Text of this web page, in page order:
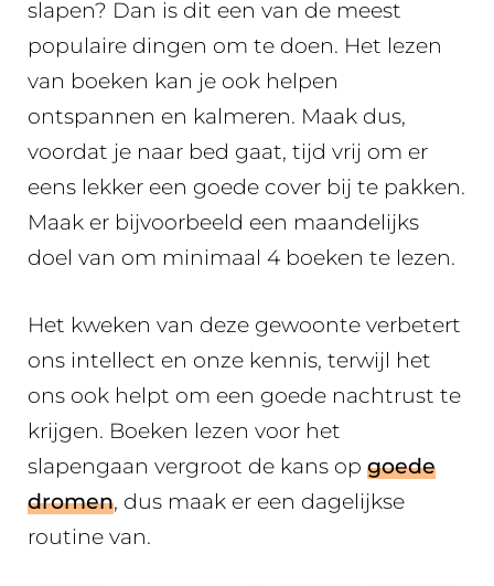
slapen? Dan is dit een van de meest
populaire dingen om te doen. Het lezen
van boeken kan je ook helpen
ontspannen en kalmeren. Maak dus,
voordat je naar bed gaat, tijd vrij om er
eens lekker een goede cover bij te pakken.
Maak er bijvoorbeeld een maandelijks
doel van om minimaal 4 boeken te lezen.
Het kweken van deze gewoonte verbetert
ons intellect en onze kennis, terwijl het
ons ook helpt om een goede nachtrust te
krijgen. Boeken lezen voor het
slapengaan vergroot de kans op goede
dromen, dus maak er een dagelijkse
routine van.